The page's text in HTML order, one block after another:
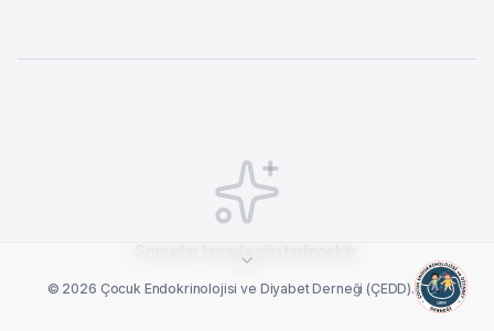
© 2026 Çocuk Endokrinolojisi ve Diyabet Derneği (ÇEDD).